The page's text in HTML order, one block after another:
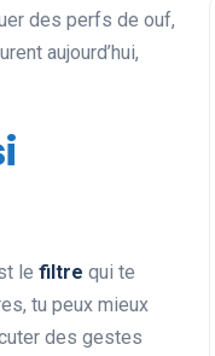
des perfs de ouf,
aujourd’hui,
le filtre qui te
tu peux mieux
des gestes